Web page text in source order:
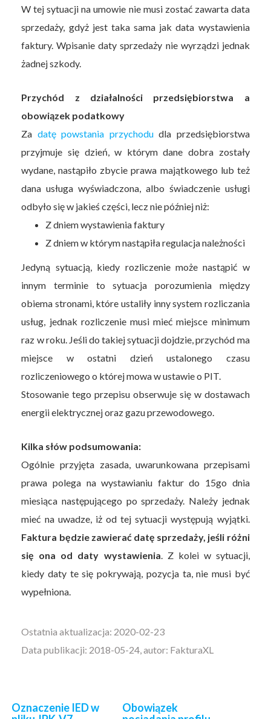
W tej sytuacji na umowie nie musi zostać zawarta data
sprzedaży, gdyż jest taka sama jak data wystawienia
faktury. Wpisanie daty sprzedaży nie wyrządzi jednak
żadnej szkody.
Przychód z działalności przedsiębiorstwa a
obowiązek podatkowy
Za datę powstania przychodudla przedsiębiorstwa
przyjmuje się dzień, w którym dane dobra zostały
wydane, nastąpiło zbycie prawa majątkowego lub też
dana usługa wyświadczona, albo świadczenie usługi
odbyło się w jakieś części, lecz nie później niż:
Z dniem wystawienia faktury
Z dniem w którym nastąpiła regulacja należności
Jedyną sytuacją, kiedy rozliczenie może nastąpić w
innym terminie to sytuacja porozumienia między
obiema stronami, które ustaliły inny system rozliczania
usług, jednak rozliczenie musi mieć miejsce minimum
raz w roku. Jeśli do takiej sytuacji dojdzie, przychód ma
miejsce w ostatni dzień ustalonego czasu
rozliczeniowego o której mowa w ustawie o PIT.
Stosowanie tego przepisu obserwuje się w dostawach
energii elektrycznej oraz gazu przewodowego.
Kilka słów podsumowania:
Ogólnie przyjęta zasada, uwarunkowana przepisami
prawa polega na wystawianiu faktur do 15go dnia
miesiąca następującego po sprzedaży. Należy jednak
mieć na uwadze, iż od tej sytuacji występują wyjątki.
Faktura będzie zawierać datę sprzedaży, jeśli różni
się ona od daty wystawienia . Z kolei w sytuacji,
kiedy daty te się pokrywają, pozycja ta, nie musi być
wypełniona.
Ostatnia aktualizacja: 2020-02-23
Data publikacji: 2018-05-24, autor: FakturaXL
Oznaczenie IED w
Obowiązek